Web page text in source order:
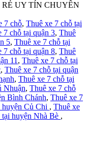
UY TÍN CHUYÊN
7 chỗ, Thuê xe 7 chỗ tại
7 chỗ tại quận 3, Thuê
5, Thuê xe 7 chỗ tại
7 chỗ tại quận 8, Thuê
11 , Thuê xe 7 chỗ tại
, Thuê xe 7 chỗ tại quận
, Thuê xe 7 chỗ tại
Nhuận, Thuê xe 7 chỗ
Bình Chánh, Thuê xe 7
huyện Củ Chi , Thuê xe
huyện Nhà Bè ,